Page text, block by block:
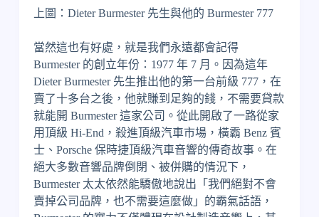
上圖：Dieter Burmester 先生與他的 Burmester 777
當然這也有好處，就是我們永遠都會記得
Burmester 的創立年份：1977 年 7 月。因為這年
Dieter Burmester 先生推出他的第一台前級 777，在
賣了十多台之後，他就賺到足夠的錢，不需要貸款
就能開 Burmester 這家公司。從此開啟了一路從家
用頂級 Hi-End，殺進頂級汽車市場，橫霸 Benz 賓
士、Porsche 保時捷頂級汽車音響的傳奇故事。在
絕大多數音響品牌倒閉、被併購的情況下，
Burmester 太太依然能驕傲地說出「我們絕對不會
賣掉公司品牌，也不需要這麼做」的霸氣話語，